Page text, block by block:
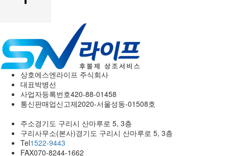
상호에스엔라이프 주식회사
대표박병선
사업자등록번호420-88-01458
통신판매업신고제2020-서울성동-01508호
주소경기도 구리시 산마루로 5, 3층
구리사무소(본사)경기도 구리시 산마루로 5, 3층
Tel1522-9443
FAX070-8244-1662